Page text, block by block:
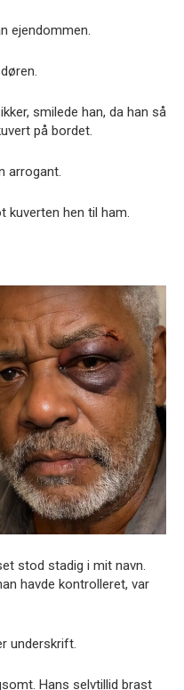
ejendommen.
smilede han, da han så
på bordet.
arrogant.
kuverten hen til ham.
stod stadig i mit navn.
havde kontrolleret, var
underskrift.
Hans selvtillid brast